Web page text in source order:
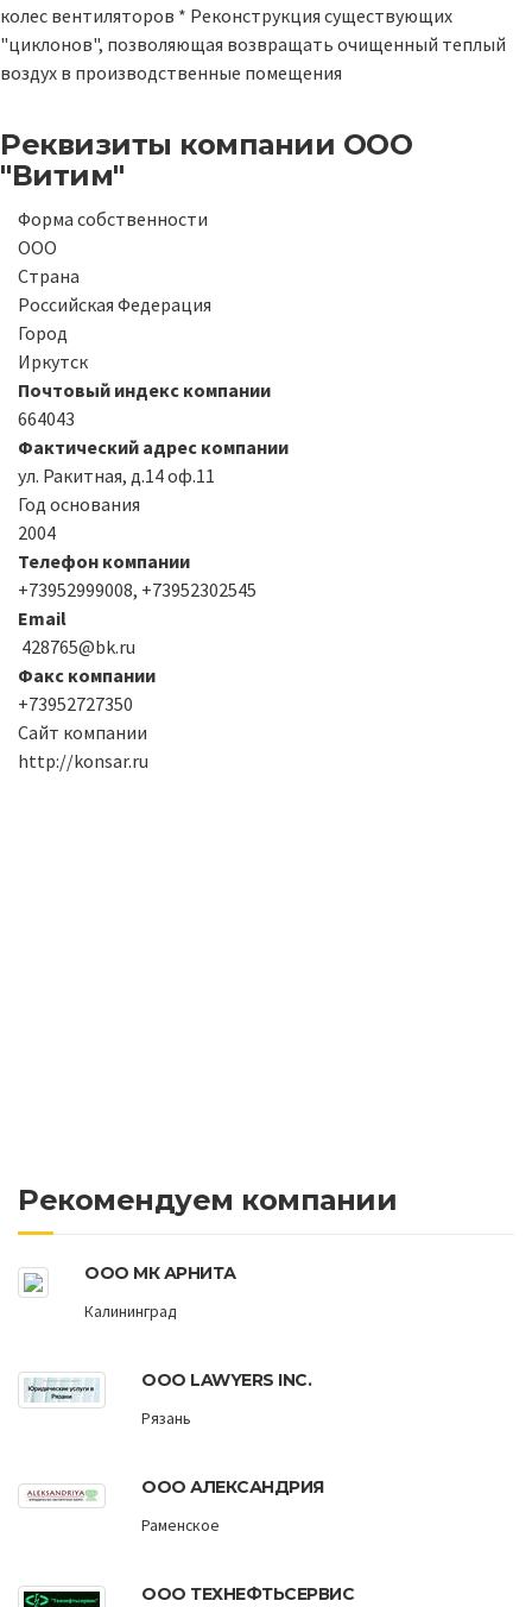
колес вентиляторов * Реконструкция существующих
"циклонов", позволяющая возвращать очищенный теплый
воздух в производственные помещения
Реквизиты компании ООО
"Витим"
Форма собственности
ООО
Страна
Российская Федерация
Город
Иркутск
Почтовый индекс компании
664043
Фактический адрес компании
ул. Ракитная, д.14 оф.11
Год основания
2004
Телефон компании
+73952999008, +73952302545
Email
428765@bk.ru
Факс компании
+73952727350
Сайт компании
http://konsar.ru
Рекомендуем компании
ООО МК АРНИТА
Калининград
ООО LAWYERS INC.
Рязань
ООО АЛЕКСАНДРИЯ
Раменское
ООО ТЕХНЕФТЬСЕРВИС